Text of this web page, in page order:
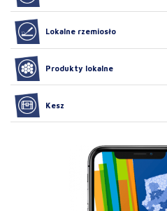
Lokalne rzemiosło
Produkty lokalne
Kesz